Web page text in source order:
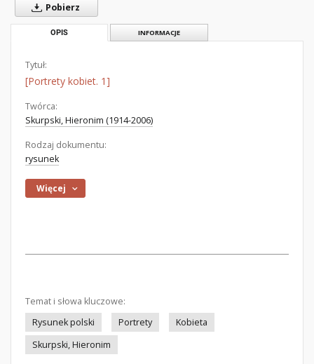
Pobierz
OPIS INFORMACJE
Tytuł:
[Portrety kobiet. 1]
Twórca:
Skurpski, Hieronim (1914-2006)
Rodzaj dokumentu:
rysunek
Więcej
Temat i słowa kluczowe:
Rysunek polski
Portrety
Kobieta
Skurpski, Hieronim